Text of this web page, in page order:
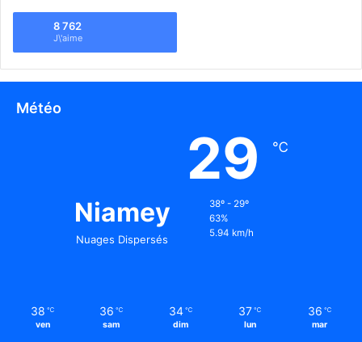
8 762
J\'aime
Météo
Niamey
Nuages Dispersés
29 ℃
38º - 29º
63%
5.94 km/h
38 ℃
ven
36 ℃
sam
34 ℃
dim
37 ℃
lun
36 ℃
mar